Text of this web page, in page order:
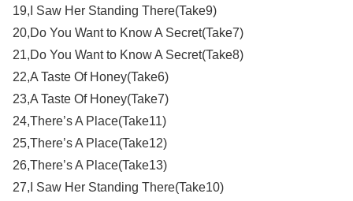
19,I Saw Her Standing There(Take9)
20,Do You Want to Know A Secret(Take7)
21,Do You Want to Know A Secret(Take8)
22,A Taste Of Honey(Take6)
23,A Taste Of Honey(Take7)
24,There’s A Place(Take11)
25,There’s A Place(Take12)
26,There’s A Place(Take13)
27,I Saw Her Standing There(Take10)